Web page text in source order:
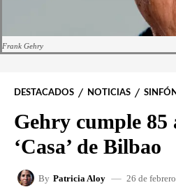
Frank Gehry
DESTACADOS NOTICIAS
Gehry cumple 85
‘Casa’ de Bilbao
By Patricia Aloy 26 de